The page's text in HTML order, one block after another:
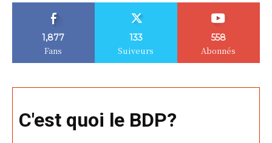
1,877
Fans
133
Suiveurs
558
Abonnés
C'est quoi le BDP?